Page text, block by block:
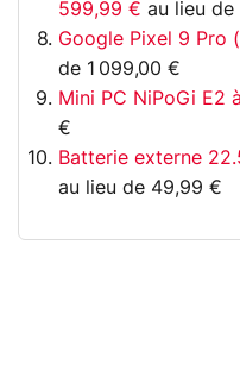
599,99 € au lieu
Google Pixel 9 Pro
de 1 099,00 €
Mini PC NiPoGi E2
€
Batterie externe
au lieu de 49,99 €